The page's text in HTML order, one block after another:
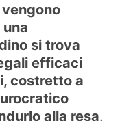
si trova
efficaci
costretto a
alla resa.